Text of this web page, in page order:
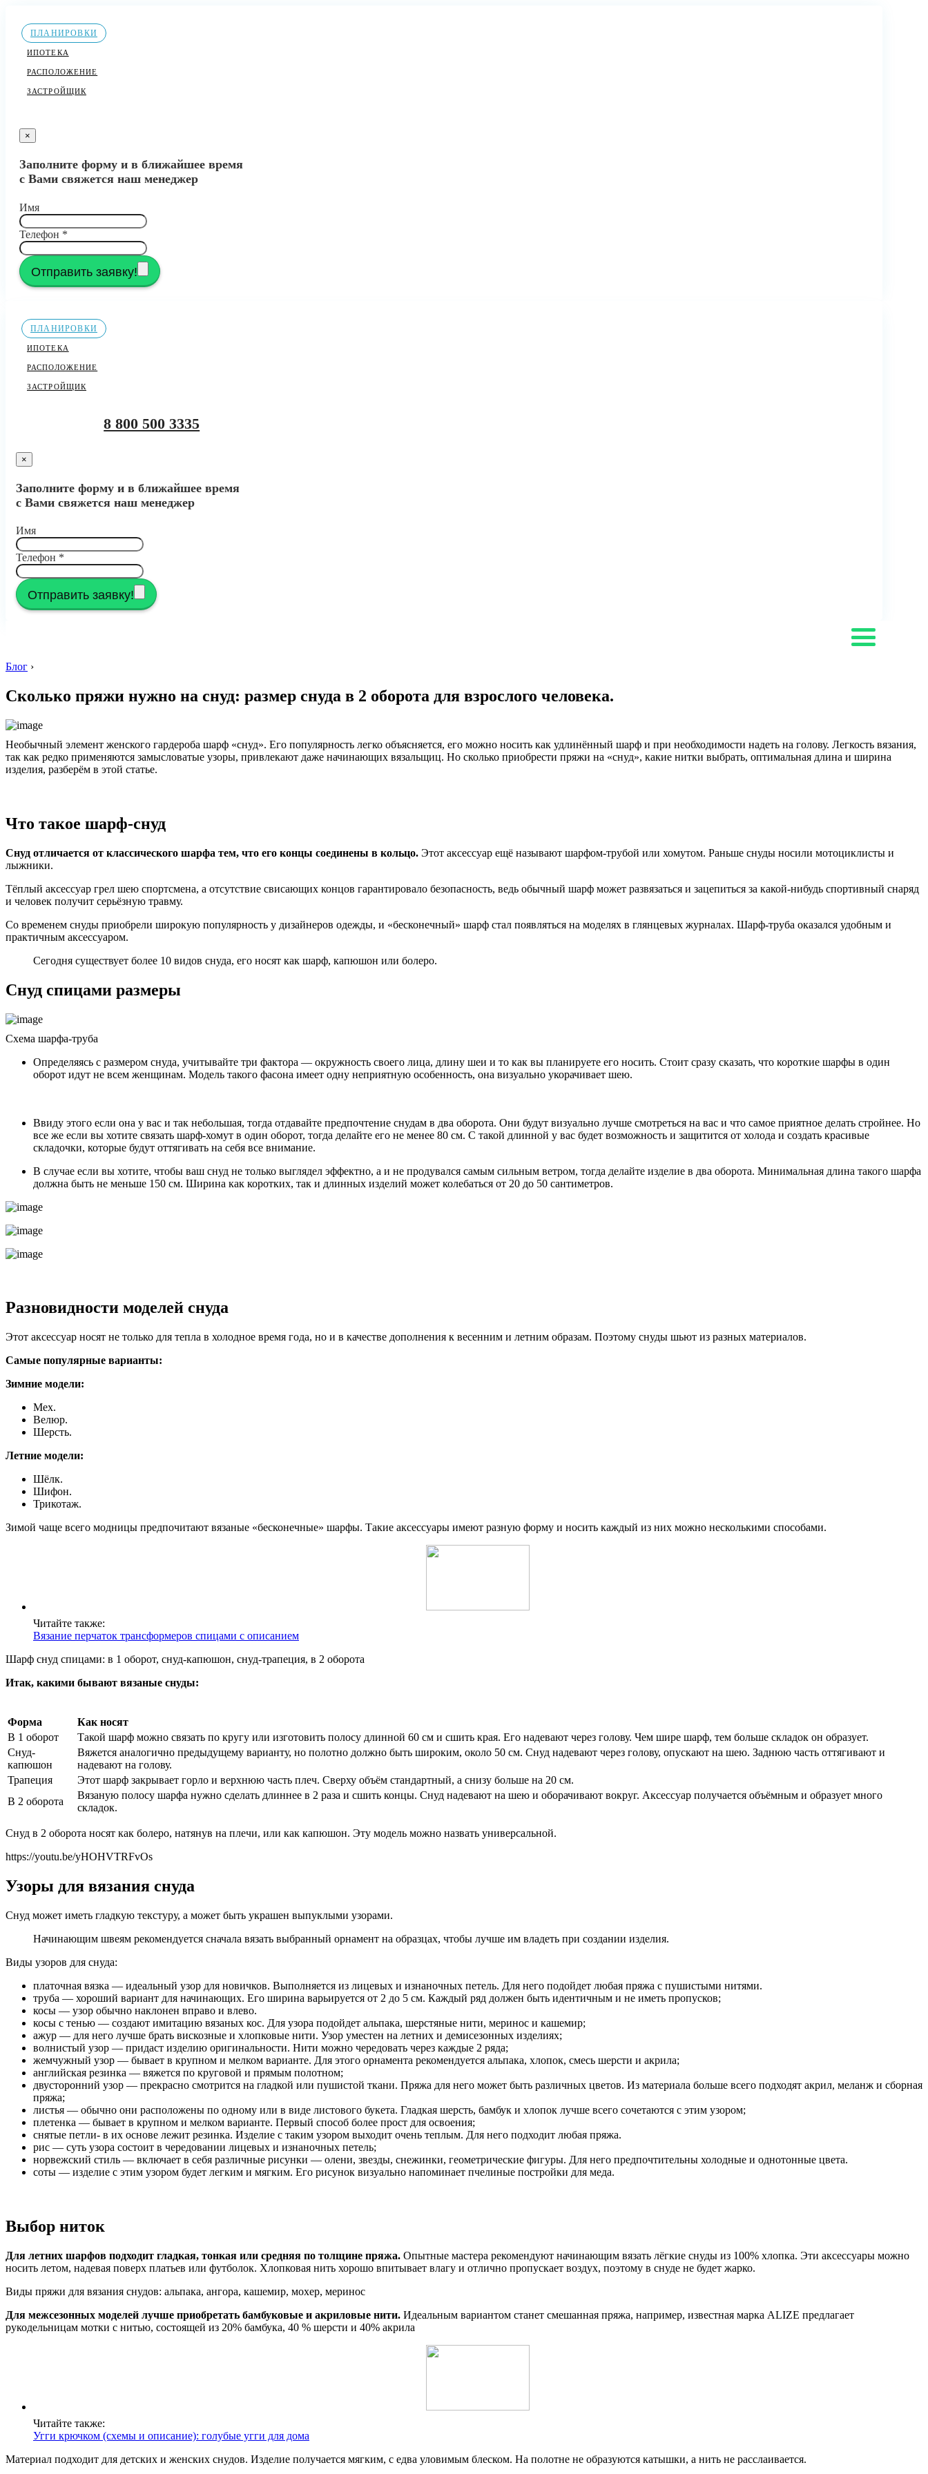
ПЛАНИРОВКИ
ИПОТЕКА
РАСПОЛОЖЕНИЕ
ЗАСТРОЙЩИК
×
Заполните форму и в ближайшее время
с Вами свяжется наш менеджер
Имя
Телефон *
Отправить заявку!
ПЛАНИРОВКИ
ИПОТЕКА
РАСПОЛОЖЕНИЕ
ЗАСТРОЙЩИК
8 800 500 3335
×
Заполните форму и в ближайшее время
с Вами свяжется наш менеджер
Имя
Телефон *
Отправить заявку!
Блог ›
Сколько пряжи нужно на снуд: размер снуда в 2 оборота для взрослого человека.
Необычный элемент женского гардероба шарф «снуд». Его популярность легко объясняется, его можно носить как удлинённый шарф и при необходимости надеть на голову. Легкость вязания,
так как редко применяются замысловатые узоры, привлекают даже начинающих вязальщиц. Но сколько приобрести пряжи на «снуд», какие нитки выбрать, оптимальная длина и ширина
изделия, разберём в этой статье.
Что такое шарф-снуд
Снуд отличается от классического шарфа тем, что его концы соединены в кольцо. Этот аксессуар ещё называют шарфом-трубой или хомутом. Раньше снуды носили мотоциклисты и
лыжники.
Тёплый аксессуар грел шею спортсмена, а отсутствие свисающих концов гарантировало безопасность, ведь обычный шарф может развязаться и зацепиться за какой-нибудь спортивный снаряд
и человек получит серьёзную травму.
Со временем снуды приобрели широкую популярность у дизайнеров одежды, и «бесконечный» шарф стал появляться на моделях в глянцевых журналах. Шарф-труба оказался удобным и
практичным аксессуаром.
Сегодня существует более 10 видов снуда, его носят как шарф, капюшон или болеро.
Снуд спицами размеры
Схема шарфа-труба
Определяясь с размером снуда, учитывайте три фактора — окружность своего лица, длину шеи и то как вы планируете его носить. Стоит сразу сказать, что короткие шарфы в один
оборот идут не всем женщинам. Модель такого фасона имеет одну неприятную особенность, она визуально укорачивает шею.
Ввиду этого если она у вас и так небольшая, тогда отдавайте предпочтение снудам в два оборота. Они будут визуально лучше смотреться на вас и что самое приятное делать стройнее. Но
все же если вы хотите связать шарф-хомут в один оборот, тогда делайте его не менее 80 см. С такой длинной у вас будет возможность и защитится от холода и создать красивые
складочки, которые будут оттягивать на себя все внимание.
В случае если вы хотите, чтобы ваш снуд не только выглядел эффектно, а и не продувался самым сильным ветром, тогда делайте изделие в два оборота. Минимальная длина такого шарфа
должна быть не меньше 150 см. Ширина как коротких, так и длинных изделий может колебаться от 20 до 50 сантиметров.
Разновидности моделей снуда
Этот аксессуар носят не только для тепла в холодное время года, но и в качестве дополнения к весенним и летним образам. Поэтому снуды шьют из разных материалов.
Самые популярные варианты:
Зимние модели:
Мех.
Велюр.
Шерсть.
Летние модели:
Шёлк.
Шифон.
Трикотаж.
Зимой чаще всего модницы предпочитают вязаные «бесконечные» шарфы. Такие аксессуары имеют разную форму и носить каждый из них можно несколькими способами.
Читайте также:
Вязание перчаток трансформеров спицами с описанием
Шарф снуд спицами: в 1 оборот, снуд-капюшон, снуд-трапеция, в 2 оборота
Итак, какими бывают вязаные снуды:
Форма
Как носят
В 1 оборот
Такой шарф можно связать по кругу или изготовить полосу длинной 60 см и сшить края. Его надевают через голову. Чем шире шарф, тем больше складок он образует.
Снуд-
капюшон
Вяжется аналогично предыдущему варианту, но полотно должно быть широким, около 50 см. Снуд надевают через голову, опускают на шею. Заднюю часть оттягивают и
надевают на голову.
Трапеция
Этот шарф закрывает горло и верхнюю часть плеч. Сверху объём стандартный, а снизу больше на 20 см.
В 2 оборота
Вязаную полосу шарфа нужно сделать длиннее в 2 раза и сшить концы. Снуд надевают на шею и оборачивают вокруг. Аксессуар получается объёмным и образует много
складок.
Снуд в 2 оборота носят как болеро, натянув на плечи, или как капюшон. Эту модель можно назвать универсальной.
https://youtu.be/yHOHVTRFvOs
Узоры для вязания снуда
Снуд может иметь гладкую текстуру, а может быть украшен выпуклыми узорами.
Начинающим швеям рекомендуется сначала вязать выбранный орнамент на образцах, чтобы лучше им владеть при создании изделия.
Виды узоров для снуда:
платочная вязка — идеальный узор для новичков. Выполняется из лицевых и изнаночных петель. Для него подойдет любая пряжа с пушистыми нитями.
труба — хороший вариант для начинающих. Его ширина варьируется от 2 до 5 см. Каждый ряд должен быть идентичным и не иметь пропусков;
косы — узор обычно наклонен вправо и влево.
косы с тенью — создают имитацию вязаных кос. Для узора подойдет альпака, шерстяные нити, меринос и кашемир;
ажур — для него лучше брать вискозные и хлопковые нити. Узор уместен на летних и демисезонных изделиях;
волнистый узор — придаст изделию оригинальности. Нити можно чередовать через каждые 2 ряда;
жемчужный узор — бывает в крупном и мелком варианте. Для этого орнамента рекомендуется альпака, хлопок, смесь шерсти и акрила;
английская резинка — вяжется по круговой и прямым полотном;
двусторонний узор — прекрасно смотрится на гладкой или пушистой ткани. Пряжа для него может быть различных цветов. Из материала больше всего подходят акрил, меланж и сборная
пряжа;
листья — обычно они расположены по одному или в виде листового букета. Гладкая шерсть, бамбук и хлопок лучше всего сочетаются с этим узором;
плетенка — бывает в крупном и мелком варианте. Первый способ более прост для освоения;
снятые петли- в их основе лежит резинка. Изделие с таким узором выходит очень теплым. Для него подходит любая пряжа.
рис — суть узора состоит в чередовании лицевых и изнаночных петель;
норвежский стиль — включает в себя различные рисунки — олени, звезды, снежинки, геометрические фигуры. Для него предпочтительны холодные и однотонные цвета.
соты — изделие с этим узором будет легким и мягким. Его рисунок визуально напоминает пчелиные постройки для меда.
Выбор ниток
Для летних шарфов подходит гладкая, тонкая или средняя по толщине пряжа. Опытные мастера рекомендуют начинающим вязать лёгкие снуды из 100% хлопка. Эти аксессуары можно
носить летом, надевая поверх платьев или футболок. Хлопковая нить хорошо впитывает влагу и отлично пропускает воздух, поэтому в снуде не будет жарко.
Виды пряжи для вязания снудов: альпака, ангора, кашемир, мохер, меринос
Для межсезонных моделей лучше приобретать бамбуковые и акриловые нити. Идеальным вариантом станет смешанная пряжа, например, известная марка ALIZE предлагает
рукодельницам мотки с нитью, состоящей из 20% бамбука, 40 % шерсти и 40% акрила
Читайте также:
Угги крючком (схемы и описание): голубые угги для дома
Материал подходит для детских и женских снудов. Изделие получается мягким, с едва уловимым блеском. На полотне не образуются катышки, а нить не расслаивается.